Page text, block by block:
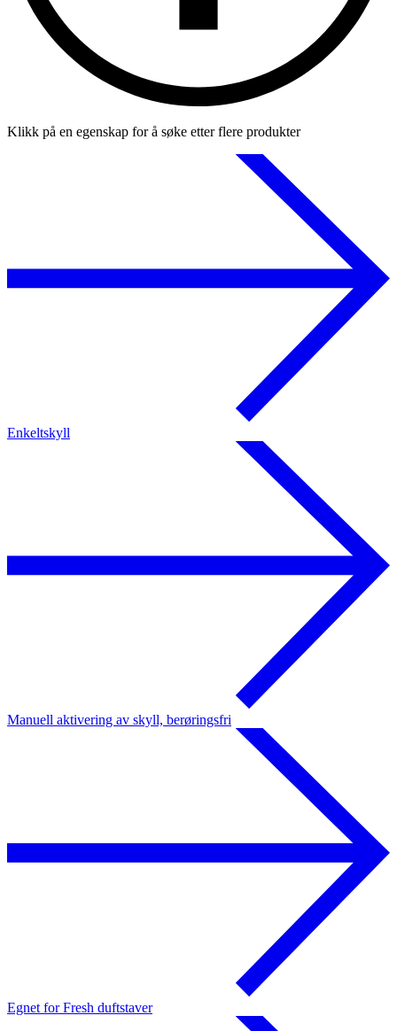
Klikk på en egenskap for å søke etter flere produkter
Enkeltskyll
Manuell aktivering av skyll, berøringsfri
Egnet for Fresh duftstaver